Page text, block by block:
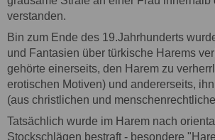
verstanden.
Bin zum Ende des 19.Jahrhunderts
und Fantasien über türkische Harems
gehörte einerseits, den Harem zu
erotischen Motiven) und andererseits,
(aus christlichen und
Tatsächlich wurde im Harem nach
Stockschlägen bestraft - besondere